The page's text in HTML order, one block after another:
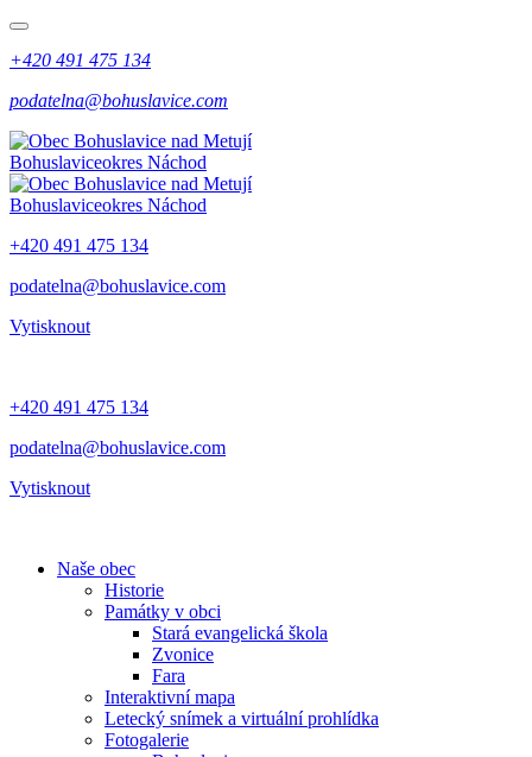
+420 491 475 134
podatelna@bohuslavice.com
Bohuslaviceokres Náchod
Bohuslaviceokres Náchod
+420 491 475 134
podatelna@bohuslavice.com
Vytisknout
+420 491 475 134
podatelna@bohuslavice.com
Vytisknout
Naše obec
Historie
Památky v obci
Stará evangelická škola
Zvonice
Fara
Interaktivní mapa
Letecký snímek a virtuální prohlídka
Fotogalerie